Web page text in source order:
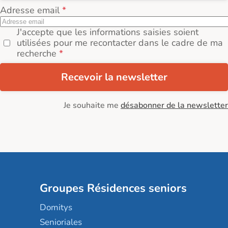
Adresse email
J'accepte que les informations saisies soient
utilisées pour me recontacter dans le cadre de ma
recherche
Recevoir la newsletter
Je souhaite me désabonner de la newsletter
Groupes Résidences seniors
Domitys
Senioriales